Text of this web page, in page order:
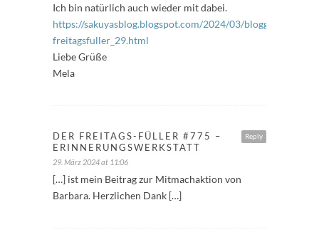
Ich bin natürlich auch wieder mit dabei.
https://sakuyasblog.blogspot.com/2024/03/bloggeraktion-
freitagsfuller_29.html
Liebe Grüße
Mela
Reply
DER FREITAGS-FÜLLER #775 –
ERINNERUNGSWERKSTATT
29. März 2024 at 11:06
[…] ist mein Beitrag zur Mitmachaktion von
Barbara. Herzlichen Dank […]